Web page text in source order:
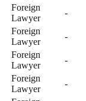
Foreign
Lawyer
-
Foreign
Lawyer
-
Foreign
Lawyer
-
Foreign
Lawyer
-